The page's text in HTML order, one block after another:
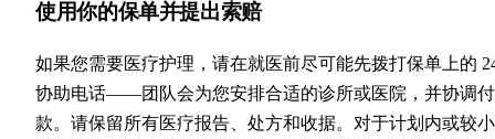
使用你的保单并提出索赔
如果您需要医疗护理，请在就医前尽可能先拨打保单上的
协助电话——团队会为您安排合适的诊所或医院，并协调付
款。请保留所有医疗报告、处方和收据。对于计划内或较